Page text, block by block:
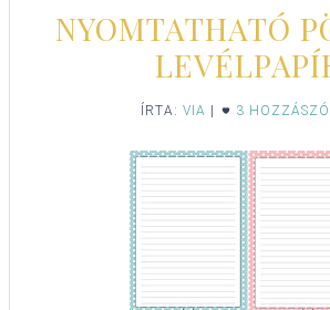
NYOMTATHATÓ
ÍRTA: VIA 3